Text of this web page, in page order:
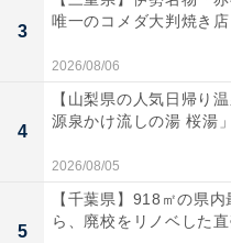
3
唯一のコメダ大判焼き
2026/08/06
4
【山梨県の人気日帰り
源泉かけ流しの湯 桜湯
2026/08/05
5
【千葉県】918㎡の県
ら、廃校をリノベした